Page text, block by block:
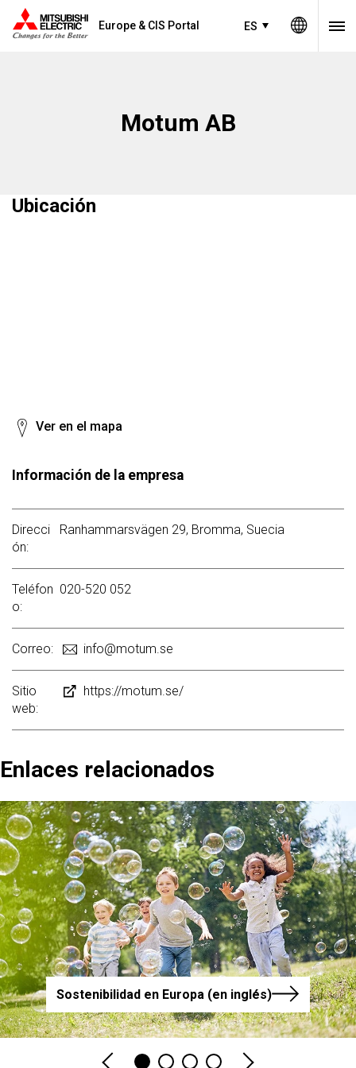
Europe & CIS Portal ES
Motum AB
Ubicación
Ver en el mapa
Información de la empresa
Direcci
ón:
Ranhammarsvägen 29, Bromma, Suecia
Teléfon
o:
020-520 052
Correo: info@motum.se
Sitio
web:
https://motum.se/
Enlaces relacionados
Sostenibilidad en Europa (en inglés)